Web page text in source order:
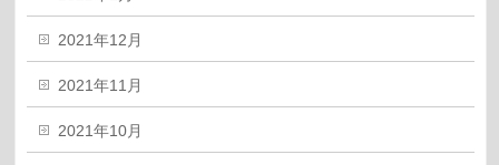
2021年12月
2021年11月
2021年10月